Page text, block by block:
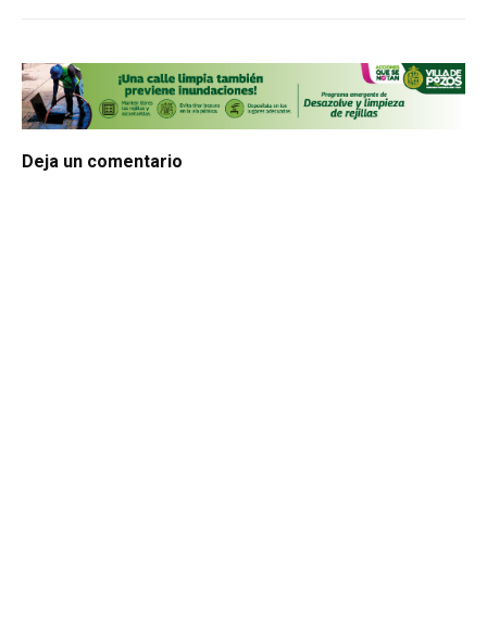
Deja un comentario